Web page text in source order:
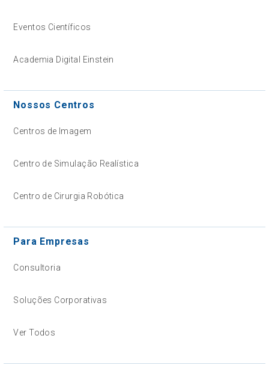
Eventos Científicos
Academia Digital Einstein
Nossos Centros
Centros de Imagem
Centro de Simulação Realística
Centro de Cirurgia Robótica
Para Empresas
Consultoria
Soluções Corporativas
Ver Todos